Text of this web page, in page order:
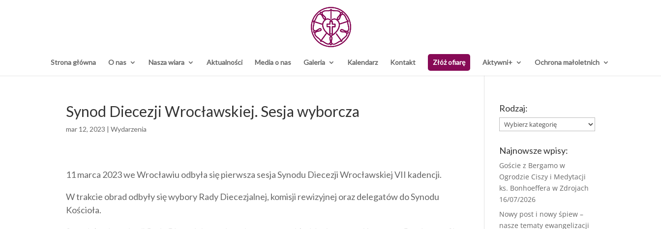
Strona główna O nas Nasza wiara Aktualności Media o nas Galeria Kalendarz Kontakt Złóż ofiarę Aktywni+ Ochrona małoletnich
Synod Diecezji Wrocławskiej. Sesja wyborcza
mar 12, 2023 |Wydarzenia
11 marca 2023 we Wrocławiu odbyła się pierwsza sesja Synodu Diecezji Wrocławskiej VII kadencji.
W trakcie obrad odbyły się wybory Rady Diecezjalnej, komisji rewizyjnej oraz delegatów do Synodu
Kościoła.
Rodzaj:
Rodzaj:
Najnowsze wpisy:
Goście z Bergamo w
Ogrodzie Ciszy i Medytacji
ks. Bonhoeffera w Zdrojach
16/07/2026
Nowy post i nowy śpiew –
nasze tematy ewangelizacji